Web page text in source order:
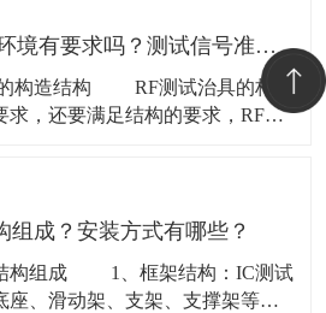
RF测试治具对实验环境有要求吗？测试信号准确不？
试治具的构造
求，还要满足结构的要求，RF测
环境，有良好的导磁性和导电
组成？安装方式有哪些？
构：IC测试
座、滑动架、支架、支撑架等组